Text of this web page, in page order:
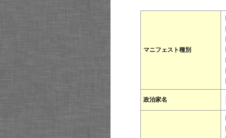
マニフェスト種別
政治家名